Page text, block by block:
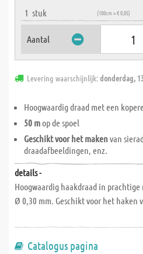
1 stuk (100cm = € 0,05)
Aantal
Levering waarschijnlijk:donderdag,
Hoogwaardig draad met een
50 mop de spoel
Geschikt voor het makenvan
draadafbeeldingen, enz.
details -
Hoogwaardig haakdraad in
Ø 0,30 mm. Geschikt voor het
Catalogus pagina